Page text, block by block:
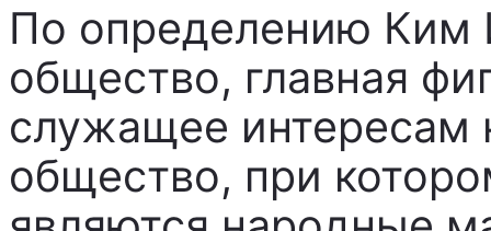
По определению Ким
общество, главная
служащее интересам
общество, при